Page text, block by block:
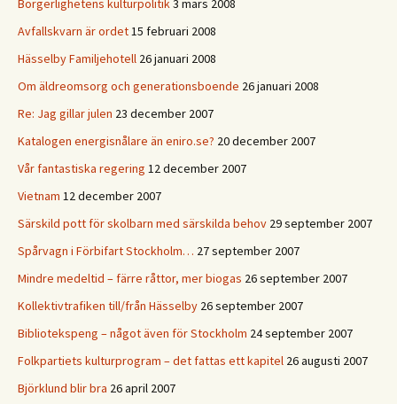
Borgerlighetens kulturpolitik3 mars 2008
Avfallskvarn är ordet15 februari 2008
Hässelby Familjehotell 26 januari 2008
Om äldreomsorg och generationsboende 26 januari 2008
Re: Jag gillar julen 23 december 2007
Katalogen energisnålare än eniro.se? 20 december 2007
Vår fantastiska regering 12 december 2007
Vietnam 12 december 2007
Särskild pott för skolbarn med särskilda behov 29 september 2007
Spårvagn i Förbifart Stockholm… 27 september 2007
Mindre medeltid – färre råttor, mer biogas 26 september 2007
Kollektivtrafiken till/från Hässelby 26 september 2007
Bibliotekspeng – något även för Stockholm 24 september 2007
Folkpartiets kulturprogram – det fattas ett kapitel 26 augusti 2007
Björklund blir bra 26 april 2007